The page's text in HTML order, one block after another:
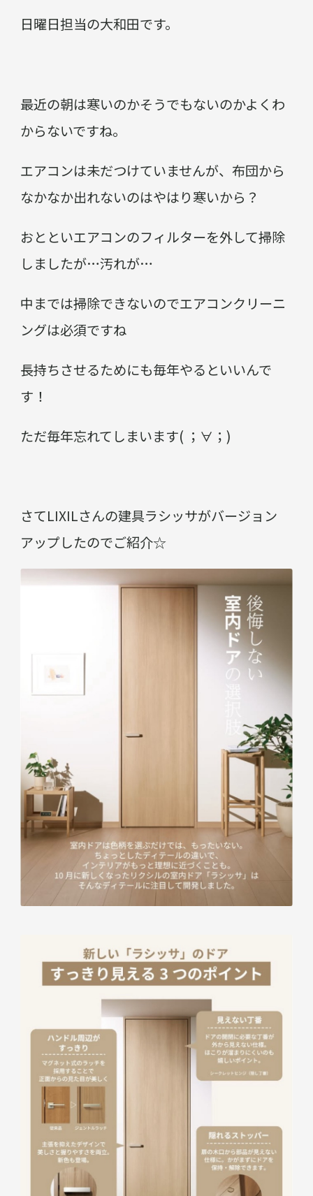
日曜日担当の大和田です。
最近の朝は寒いのかそうでもないのかよくわ
からないですね。
エアコンは未だつけていませんが、布団から
なかなか出れないのはやはり寒いから？
おとといエアコンのフィルターを外して掃除
しましたが…汚れが…
中までは掃除できないのでエアコンクリーニ
ングは必須ですね
長持ちさせるためにも毎年やるといいんで
す！
ただ毎年忘れてしまいます( ；∀；)
さてLIXILさんの建具ラシッサがバージョン
アップしたのでご紹介☆